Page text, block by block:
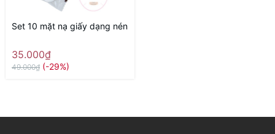
Set 10 mặt nạ giấy dạng nén
35.000₫
49.000₫ (-29%)